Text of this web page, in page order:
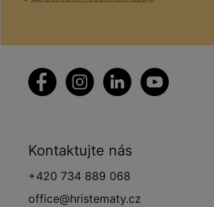
Kontaktujte nás
+420 734 889 068
office@hristematy.cz